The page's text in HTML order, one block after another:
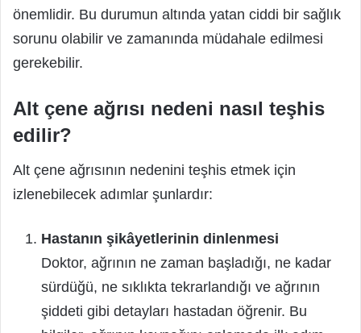
önemlidir. Bu durumun altında yatan ciddi bir sağlık
sorunu olabilir ve zamanında müdahale edilmesi
gerekebilir.
Alt çene ağrısı nedeni nasıl teşhis
edilir?
Alt çene ağrısının nedenini teşhis etmek için
izlenebilecek adımlar şunlardır:
Hastanın şikâyetlerinin dinlenmesi
Doktor, ağrının ne zaman başladığı, ne kadar
sürdüğü, ne sıklıkta tekrarlandığı ve ağrının
şiddeti gibi detayları hastadan öğrenir. Bu